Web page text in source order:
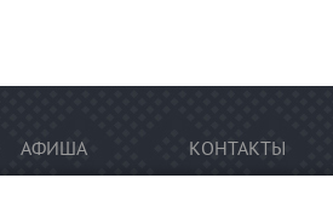
АФИША КОНТАКТЫ